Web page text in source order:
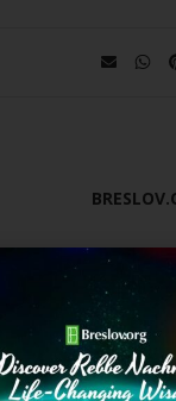
פרשת אחרי מות קדושים | שמירת הגבולות וקדושת המחשבה